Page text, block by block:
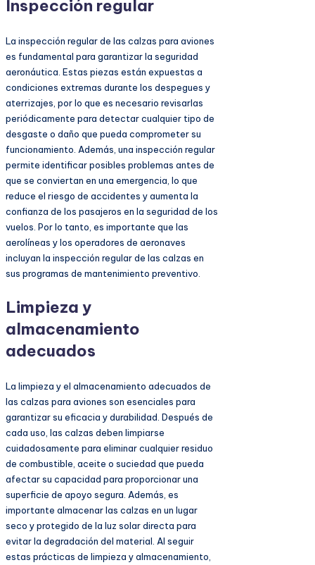
Inspección regular
La inspección regular de las calzas para aviones
es fundamental para garantizar la seguridad
aeronáutica. Estas piezas están expuestas a
condiciones extremas durante los despegues y
aterrizajes, por lo que es necesario revisarlas
periódicamente para detectar cualquier tipo de
desgaste o daño que pueda comprometer su
funcionamiento. Además, una inspección regular
permite identificar posibles problemas antes de
que se conviertan en una emergencia, lo que
reduce el riesgo de accidentes y aumenta la
confianza de los pasajeros en la seguridad de los
vuelos. Por lo tanto, es importante que las
aerolíneas y los operadores de aeronaves
incluyan la inspección regular de las calzas en
sus programas de mantenimiento preventivo.
Limpieza y
almacenamiento
adecuados
La limpieza y el almacenamiento adecuados de
las calzas para aviones son esenciales para
garantizar su eficacia y durabilidad. Después de
cada uso, las calzas deben limpiarse
cuidadosamente para eliminar cualquier residuo
de combustible, aceite o suciedad que pueda
afectar su capacidad para proporcionar una
superficie de apoyo segura. Además, es
importante almacenar las calzas en un lugar
seco y protegido de la luz solar directa para
evitar la degradación del material. Al seguir
estas prácticas de limpieza y almacenamiento,